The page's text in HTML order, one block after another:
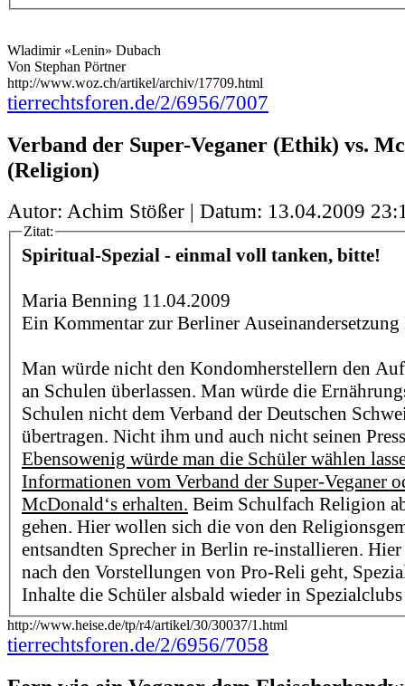
Wladimir «Lenin» Dubach
Von Stephan Pörtner
http://www.woz.ch/artikel/archiv/17709.html
tierrechtsforen.de/2/6956/7007
Verband der Super-Veganer (Ethik) vs.
(Religion)
Autor: Achim Stößer | Datum: 13.04.2009
Zitat:
Spiritual-Spezial - einmal voll tanken, bitte!
Maria Benning 11.04.2009
Ein Kommentar zur Berliner
Man würde nicht den Kondomherstellern den
an Schulen überlassen. Man würde die
Schulen nicht dem Verband der Deutschen
übertragen. Nicht ihm und auch nicht seinen
Ebensowenig würde man die Schüler wählen
Informationen vom Verband der Super-Veganer
McDonald‘s erhalten. Beim Schulfach Religion
gehen. Hier wollen sich die von den
entsandten Sprecher in Berlin re-installieren.
nach den Vorstellungen von Pro-Reli geht,
Inhalte die Schüler alsbald wieder in
http://www.heise.de/tp/r4/artikel/30/30037/1.html
tierrechtsforen.de/2/6956/7058